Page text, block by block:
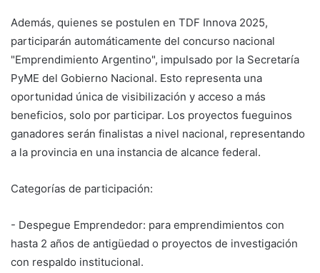
Además, quienes se postulen en TDF Innova 2025,
participarán automáticamente del concurso nacional
"Emprendimiento Argentino", impulsado por la Secretaría
PyME del Gobierno Nacional. Esto representa una
oportunidad única de visibilización y acceso a más
beneficios, solo por participar. Los proyectos fueguinos
ganadores serán finalistas a nivel nacional, representando
a la provincia en una instancia de alcance federal.
Categorías de participación:
- Despegue Emprendedor: para emprendimientos con
hasta 2 años de antigüedad o proyectos de investigación
con respaldo institucional.